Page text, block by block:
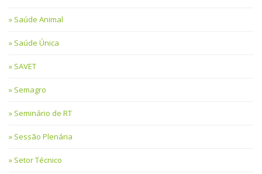
Saúde Animal
Saúde Única
SAVET
Semagro
Seminário de RT
Sessão Plenária
Setor Técnico